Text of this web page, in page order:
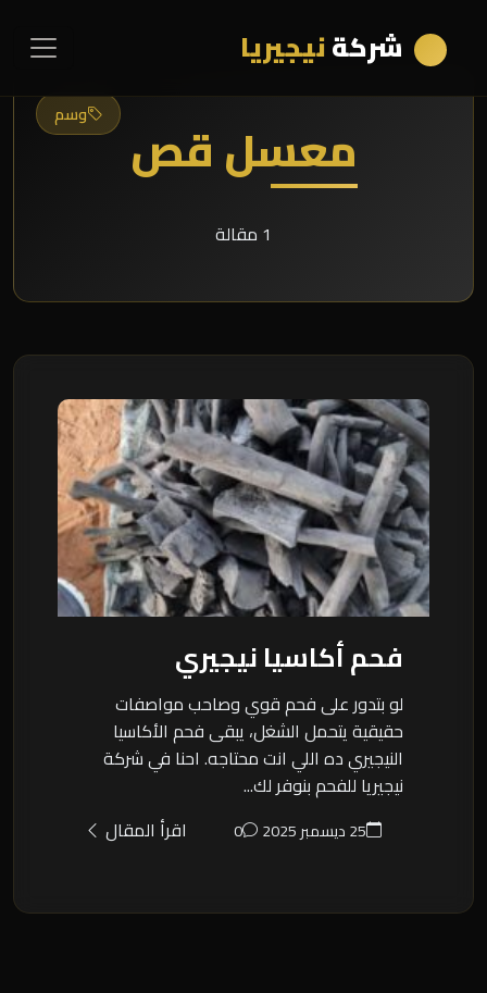
شركةنيجيريا
وسم معسل قص
1 مقالة
فحم أكاسيا نيجيري
لو بتدور على فحم قوي وصاحب مواصفات
حقيقية يتحمل الشغل، يبقى فحم الأكاسيا
النيجيري ده اللي انت محتاجه. احنا في شركة
نيجيريا للفحم بنوفر لك...
25 ديسمبر 2025 0 اقرأ المقال